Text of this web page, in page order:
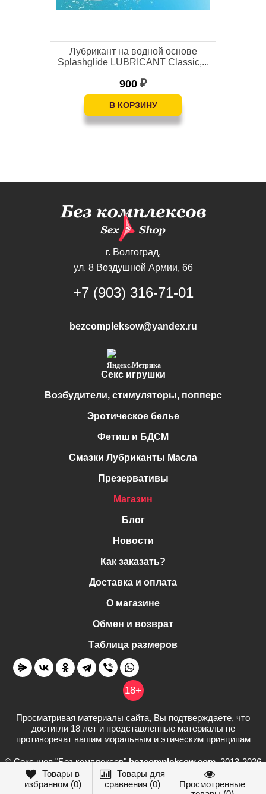
Лубрикант на водной основе
Splashglide LUBRICANT Classic,...
900 ₽
г. Волгоград,
ул. 8 Воздушной Армии, 66
+7 (903) 316-71-01
bezcompleksow@yandex.ru
Секс игрушки
Возбудители, стимуляторы, попперс
Эротическое белье
Фетиш и БДСМ
Смазки Лубриканты Масла
Презервативы
Магазин
Блог
Новости
Как заказать?
Доставка и оплата
О магазине
Обмен и возврат
Таблица размеров
18+
Просматривая материалы сайта, Вы подтверждаете, что
достигли 18 лет и представленные материалы не
противоречат вашим моральным и этическим принципам
© Секс шоп "Без комплексов"bezcompleksow.com, 2013-2026
Товары в
избранном (0)
Товары для
сравнения (0)
Просмотренные